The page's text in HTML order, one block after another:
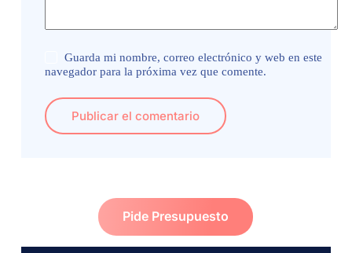
Guarda mi nombre, correo electrónico y web en este
navegador para la próxima vez que comente.
Publicar el comentario
Pide Presupuesto